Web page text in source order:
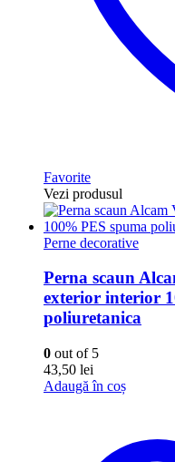
Favorite
Vezi produsul
Perne decorative
Perna scaun
exterior interior
poliuretanica
0 out of 5
43,50 lei
Adaugă în coș